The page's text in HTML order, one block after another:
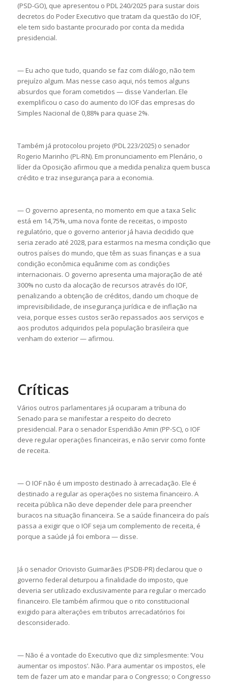
(PSD-GO), que apresentou o PDL 240/2025 para sustar dois
decretos do Poder Executivo que tratam da questão do IOF,
ele tem sido bastante procurado por conta da medida
presidencial.
— Eu acho que tudo, quando se faz com diálogo, não tem
prejuízo algum. Mas nesse caso aqui, nós temos alguns
absurdos que foram cometidos — disse Vanderlan. Ele
exemplificou o caso do aumento do IOF das empresas do
Simples Nacional de 0,88% para quase 2%.
Também já protocolou projeto (PDL 223/2025) o senador
Rogerio Marinho (PL-RN). Em pronunciamento em Plenário, o
líder da Oposição afirmou que a medida penaliza quem busca
crédito e traz insegurança para a economia.
— O governo apresenta, no momento em que a taxa Selic
está em 14,75%, uma nova fonte de receitas, o imposto
regulatório, que o governo anterior já havia decidido que
seria zerado até 2028, para estarmos na mesma condição que
outros países do mundo, que têm as suas finanças e a sua
condição econômica equânime com as condições
internacionais. O governo apresenta uma majoração de até
300% no custo da alocação de recursos através do IOF,
penalizando a obtenção de créditos, dando um choque de
imprevisibilidade, de insegurança jurídica e de inflação na
veia, porque esses custos serão repassados aos serviços e
aos produtos adquiridos pela população brasileira que
venham do exterior — afirmou.
Críticas
Vários outros parlamentares já ocuparam a tribuna do
Senado para se manifestar a respeito do decreto
presidencial. Para o senador Esperidião Amin (PP-SC), o IOF
deve regular operações financeiras, e não servir como fonte
de receita.
— O IOF não é um imposto destinado à arrecadação. Ele é
destinado a regular as operações no sistema financeiro. A
receita pública não deve depender dele para preencher
buracos na situação financeira. Se a saúde financeira do país
passa a exigir que o IOF seja um complemento de receita, é
porque a saúde já foi embora — disse.
Já o senador Oriovisto Guimarães (PSDB-PR) declarou que o
governo federal deturpou a finalidade do imposto, que
deveria ser utilizado exclusivamente para regular o mercado
financeiro. Ele também afirmou que o rito constitucional
exigido para alterações em tributos arrecadatórios foi
desconsiderado.
— Não é a vontade do Executivo que diz simplesmente: ‘Vou
aumentar os impostos’. Não. Para aumentar os impostos, ele
tem de fazer um ato e mandar para o Congresso; o Congresso